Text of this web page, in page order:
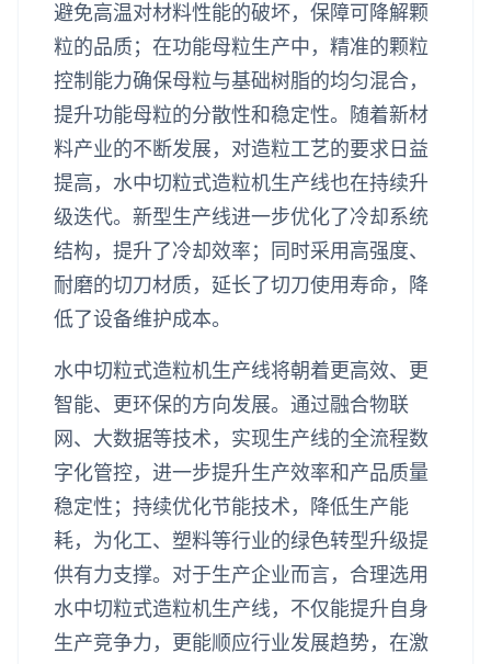
避免高温对材料性能的破坏，保障可降解颗
粒的品质；在功能母粒生产中，精准的颗粒
控制能力确保母粒与基础树脂的均匀混合，
提升功能母粒的分散性和稳定性。随着新材
料产业的不断发展，对造粒工艺的要求日益
提高，水中切粒式造粒机生产线也在持续升
级迭代。新型生产线进一步优化了冷却系统
结构，提升了冷却效率；同时采用高强度、
耐磨的切刀材质，延长了切刀使用寿命，降
低了设备维护成本。
水中切粒式造粒机生产线将朝着更高效、更
智能、更环保的方向发展。通过融合物联
网、大数据等技术，实现生产线的全流程数
字化管控，进一步提升生产效率和产品质量
稳定性；持续优化节能技术，降低生产能
耗，为化工、塑料等行业的绿色转型升级提
供有力支撑。对于生产企业而言，合理选用
水中切粒式造粒机生产线，不仅能提升自身
生产竞争力，更能顺应行业发展趋势，在激